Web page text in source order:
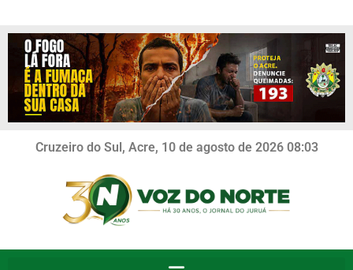
Cruzeiro do Sul, Acre, 10 de agosto de 2026 08:03